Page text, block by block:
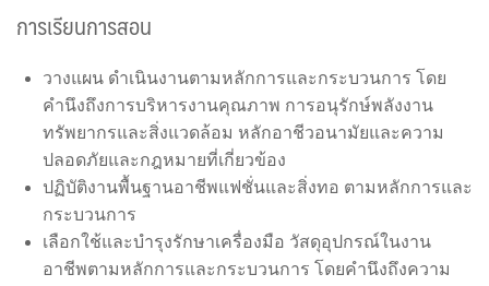
การเรียนการสอน
วางแผน ดำเนินงานตามหลักการและกระบวนการ โดย
คำนึงถึงการบริหารงานคุณภาพ การอนุรักษ์พลังงาน
ทรัพยากรและสิ่งแวดล้อม หลักอาชีวอนามัยและความ
ปลอดภัยและกฎหมายที่เกี่ยวข้อง
ปฏิบัติงานพื้นฐานอาชีพแฟชั่นและสิ่งทอ ตามหลักการและ
กระบวนการ
เลือกใช้และบำรุงรักษาเครื่องมือ วัสดุอุปกรณ์ในงาน
อาชีพตามหลักการและกระบวนการ โดยคำนึงถึงความ